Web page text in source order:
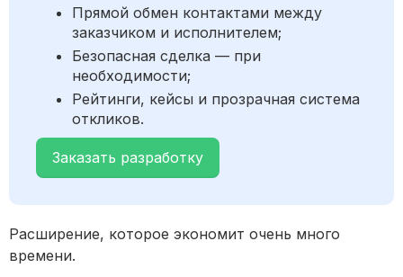
Прямой обмен контактами между
заказчиком и исполнителем;
Безопасная сделка — при
необходимости;
Рейтинги, кейсы и прозрачная система
откликов.
Заказать разработку
Расширение, которое экономит очень много
времени.